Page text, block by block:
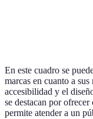
En este cuadro se
marcas en cuanto a
accesibilidad y el
se destacan por
permite atender a un